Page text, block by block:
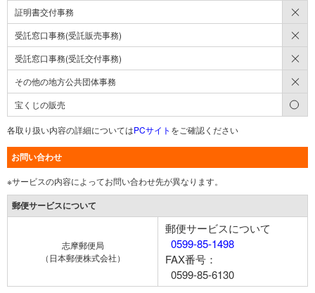
証明書交付事務
受託窓口事務(受託販売事務)
受託窓口事務(受託交付事務)
その他の地方公共団体事務
宝くじの販売
各取り扱い内容の詳細についてはPCサイト をご確認ください
お問い合わせ
※サービスの内容によってお問い合わせ先が異なります。
郵便サービスについて
志摩郵便局
（日本郵便株式会社）
郵便サービスについて
0599-85-1498
FAX番号：
0599-85-6130